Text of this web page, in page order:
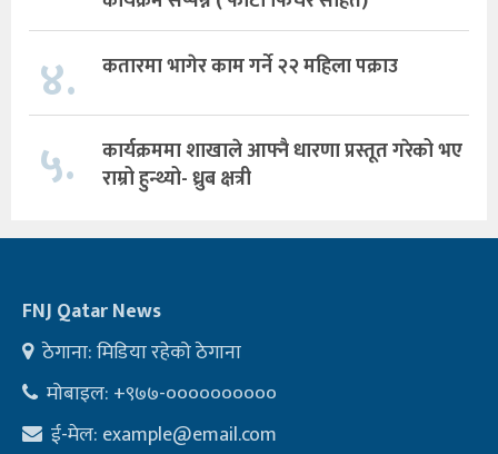
४. कतारमा भागेर काम गर्ने २२ महिला पक्राउ
५.
कार्यक्रममा शाखाले आफ्नै धारणा प्रस्तूत गरेको भए
राम्रो हुन्थ्यो- ध्रुब क्षत्री
FNJ Qatar News
ठेगाना: मिडिया रहेको ठेगाना
मोबाइल: +९७७-००००००००००
ई-मेल: example@email.com